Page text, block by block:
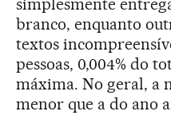
simplesmente
branco, enquanto
textos
pessoas, 0,004% do
máxima. No geral, a
menor que a do ano